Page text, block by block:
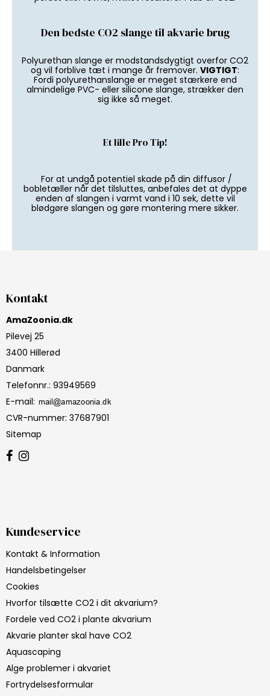
Den bedste CO2 slange til akvarie brug
Polyurethan slange er modstandsdygtigt overfor CO2
og vil forblive tæt i mange år fremover. VIGTIGT:
Fordi polyurethanslange er meget stærkere end
almindelige PVC- eller silicone slange, strækker den
sig ikke så meget.
Et lille Pro Tip!
For at undgå potentiel skade på din diffusor /
bobletæller når det tilsluttes, anbefales det at dyppe
enden af slangen i varmt vand i 10 sek, dette vil
blødgøre slangen og gøre montering mere sikker.
Kontakt
AmaZoonia.dk
Pilevej 25
3400 Hillerød
Danmark
Telefonnr.: 93949569
E-mail:
CVR-nummer: 37687901
Sitemap
Kundeservice
Kontakt & Information
Handelsbetingelser
Cookies
Hvorfor tilsætte CO2 i dit akvarium?
Fordele ved CO2 i plante akvarium
Akvarie planter skal have CO2
Aquascaping
Alge problemer i akvariet
Fortrydelsesformular